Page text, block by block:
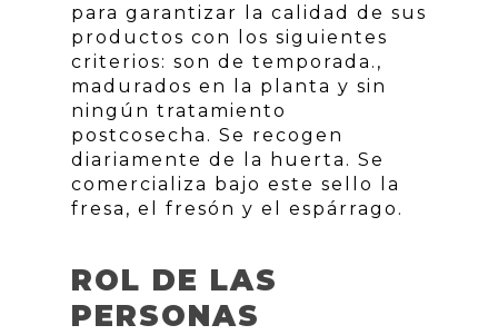
para garantizar la calidad de sus
productos con los siguientes
criterios: son de temporada.,
madurados en la planta y sin
ningún tratamiento
postcosecha. Se recogen
diariamente de la huerta. Se
comercializa bajo este sello la
fresa, el fresón y el espárrago.
ROL DE LAS
PERSONAS